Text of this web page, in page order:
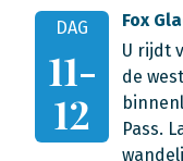
DAG
11-
12
Fox
U rijdt
de
Pass.